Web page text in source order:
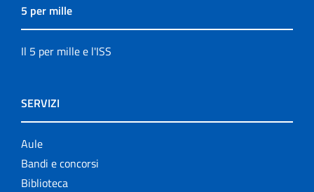
5 per mille
Il 5 per mille e l'ISS
SERVIZI
Aule
Bandi e concorsi
Biblioteca